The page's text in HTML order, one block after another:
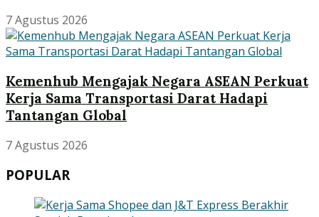
7 Agustus 2026
Kemenhub Mengajak Negara ASEAN Perkuat
Kerja Sama Transportasi Darat Hadapi
Tantangan Global
7 Agustus 2026
POPULAR